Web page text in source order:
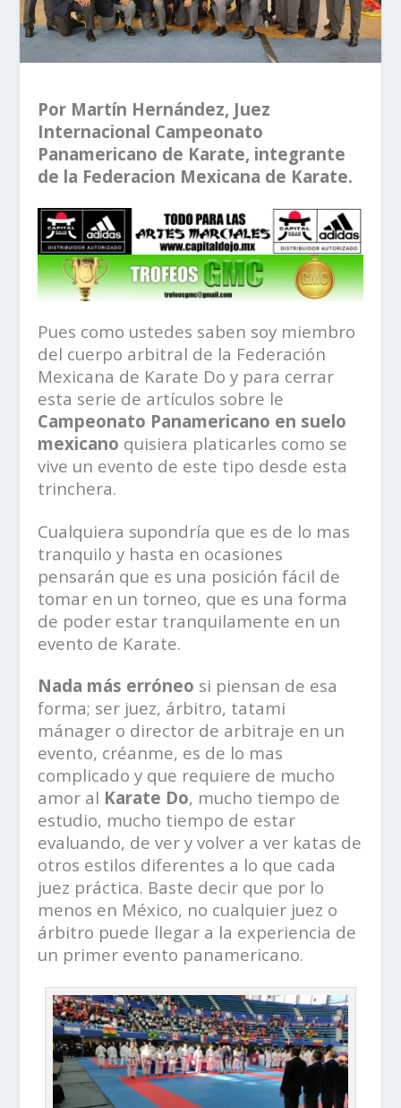
Por Martín Hernández, Juez
Internacional Campeonato
Panamericano de Karate, integrante
de la Federacion Mexicana de Karate.
Pues como ustedes saben soy miembro
del cuerpo arbitral de la Federación
Mexicana de Karate Do y para cerrar
esta serie de artículos sobre le
Campeonato Panamericano en suelo
mexicano quisiera platicarles como se
vive un evento de este tipo desde esta
trinchera.
Cualquiera supondría que es de lo mas
tranquilo y hasta en ocasiones
pensarán que es una posición fácil de
tomar en un torneo, que es una forma
de poder estar tranquilamente en un
evento de Karate.
Nada más erróneo si piensan de esa
forma; ser juez, árbitro, tatami
mánager o director de arbitraje en un
evento, créanme, es de lo mas
complicado y que requiere de mucho
amor al Karate Do, mucho tiempo de
estudio, mucho tiempo de estar
evaluando, de ver y volver a ver katas de
otros estilos diferentes a lo que cada
juez práctica. Baste decir que por lo
menos en México, no cualquier juez o
árbitro puede llegar a la experiencia de
un primer evento panamericano.